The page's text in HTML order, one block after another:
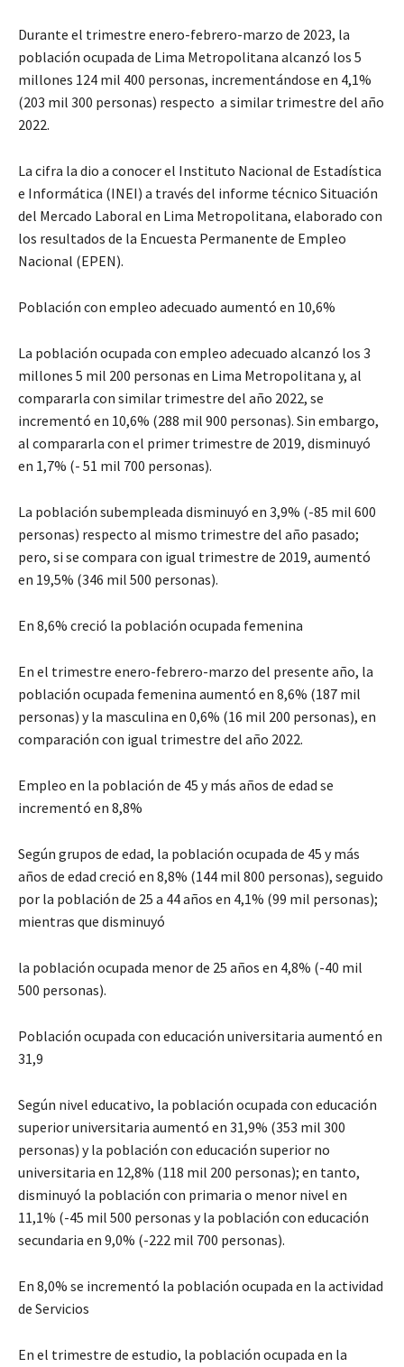
Durante el trimestre enero-febrero-marzo de 2023, la
población ocupada de Lima Metropolitana alcanzó los 5
millones 124 mil 400 personas, incrementándose en 4,1%
(203 mil 300 personas) respecto a similar trimestre del año
2022.
La cifra la dio a conocer el Instituto Nacional de Estadística
e Informática (INEI) a través del informe técnico Situación
del Mercado Laboral en Lima Metropolitana, elaborado con
los resultados de la Encuesta Permanente de Empleo
Nacional (EPEN).
Población con empleo adecuado aumentó en 10,6%
La población ocupada con empleo adecuado alcanzó los 3
millones 5 mil 200 personas en Lima Metropolitana y, al
compararla con similar trimestre del año 2022, se
incrementó en 10,6% (288 mil 900 personas). Sin embargo,
al compararla con el primer trimestre de 2019, disminuyó
en 1,7% (- 51 mil 700 personas).
La población subempleada disminuyó en 3,9% (-85 mil 600
personas) respecto al mismo trimestre del año pasado;
pero, si se compara con igual trimestre de 2019, aumentó
en 19,5% (346 mil 500 personas).
En 8,6% creció la población ocupada femenina
En el trimestre enero-febrero-marzo del presente año, la
población ocupada femenina aumentó en 8,6% (187 mil
personas) y la masculina en 0,6% (16 mil 200 personas), en
comparación con igual trimestre del año 2022.
Empleo en la población de 45 y más años de edad se
incrementó en 8,8%
Según grupos de edad, la población ocupada de 45 y más
años de edad creció en 8,8% (144 mil 800 personas), seguido
por la población de 25 a 44 años en 4,1% (99 mil personas);
mientras que disminuyó
la población ocupada menor de 25 años en 4,8% (-40 mil
500 personas).
Población ocupada con educación universitaria aumentó en
31,9
Según nivel educativo, la población ocupada con educación
superior universitaria aumentó en 31,9% (353 mil 300
personas) y la población con educación superior no
universitaria en 12,8% (118 mil 200 personas); en tanto,
disminuyó la población con primaria o menor nivel en
11,1% (-45 mil 500 personas y la población con educación
secundaria en 9,0% (-222 mil 700 personas).
En 8,0% se incrementó la población ocupada en la actividad
de Servicios
En el trimestre de estudio, la población ocupada en la